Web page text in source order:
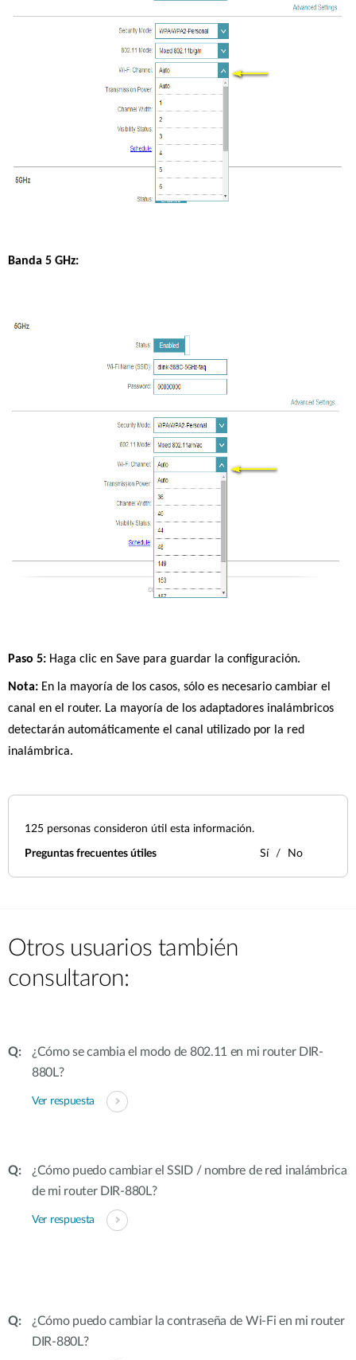
Banda 5 GHz:
Paso 5: Haga clic en Save para guardar la configuración.
Nota: En la mayoría de los casos, sólo es necesario cambiar el
canal en el router. La mayoría de los adaptadores inalámbricos
detectarán automáticamente el canal utilizado por la red
inalámbrica.
125 personas consideron útil esta información.
Preguntas frecuentes útiles Sí No
Otros usuarios también
consultaron:
¿Cómo se cambia el modo de 802.11 en mi router DIR-
880L?
Ver respuesta
¿Cómo puedo cambiar el SSID / nombre de red inalámbrica
de mi router DIR-880L?
Ver respuesta
¿Cómo puedo cambiar la contraseña de Wi-Fi en mi router
DIR-880L?